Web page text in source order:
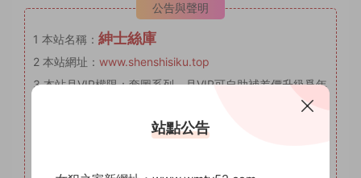
公告與聲明
1 本站名稱： 紳士絲庫
2 本站網址： www.shenshisiku.top
3本站月VIP權限：套圖系列，月VIP可自助補差價升級爲年
本站年VIP權限：套圖系列、AI明星系列。
本站支持開通VIP或充值星鑽，星鑽優勢沒有期限限制，
站點公告